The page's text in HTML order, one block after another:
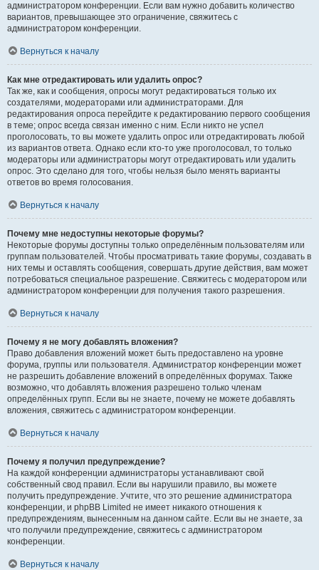
администратором конференции. Если вам нужно добавить количество
вариантов, превышающее это ограничение, свяжитесь с
администратором конференции.
Вернуться к началу
Как мне отредактировать или удалить опрос?
Так же, как и сообщения, опросы могут редактироваться только их
создателями, модераторами или администраторами. Для
редактирования опроса перейдите к редактированию первого сообщения
в теме; опрос всегда связан именно с ним. Если никто не успел
проголосовать, то вы можете удалить опрос или отредактировать любой
из вариантов ответа. Однако если кто-то уже проголосовал, то только
модераторы или администраторы могут отредактировать или удалить
опрос. Это сделано для того, чтобы нельзя было менять варианты
ответов во время голосования.
Вернуться к началу
Почему мне недоступны некоторые форумы?
Некоторые форумы доступны только определённым пользователям или
группам пользователей. Чтобы просматривать такие форумы, создавать в
них темы и оставлять сообщения, совершать другие действия, вам может
потребоваться специальное разрешение. Свяжитесь с модератором или
администратором конференции для получения такого разрешения.
Вернуться к началу
Почему я не могу добавлять вложения?
Право добавления вложений может быть предоставлено на уровне
форума, группы или пользователя. Администратор конференции может
не разрешить добавление вложений в определённых форумах. Также
возможно, что добавлять вложения разрешено только членам
определённых групп. Если вы не знаете, почему не можете добавлять
вложения, свяжитесь с администратором конференции.
Вернуться к началу
Почему я получил предупреждение?
На каждой конференции администраторы устанавливают свой
собственный свод правил. Если вы нарушили правило, вы можете
получить предупреждение. Учтите, что это решение администратора
конференции, и phpBB Limited не имеет никакого отношения к
предупреждениям, вынесенным на данном сайте. Если вы не знаете, за
что получили предупреждение, свяжитесь с администратором
конференции.
Вернуться к началу